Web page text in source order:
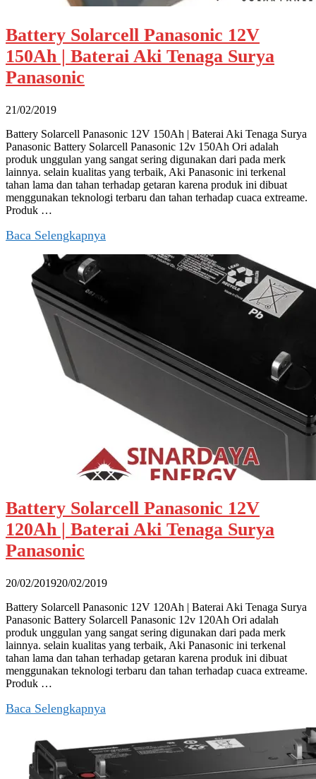
Battery Solarcell Panasonic 12V
150Ah | Baterai Aki Tenaga Surya
Panasonic
21/02/2019
Battery Solarcell Panasonic 12V 150Ah | Baterai Aki Tenaga Surya
Panasonic Battery Solarcell Panasonic 12v 150Ah Ori adalah
produk unggulan yang sangat sering digunakan dari pada merk
lainnya. selain kualitas yang terbaik, Aki Panasonic ini terkenal
tahan lama dan tahan terhadap getaran karena produk ini dibuat
menggunakan teknologi terbaru dan tahan terhadap cuaca extreame.
Produk …
Baca Selengkapnya
Battery Solarcell Panasonic 12V
120Ah | Baterai Aki Tenaga Surya
Panasonic
20/02/201920/02/2019
Battery Solarcell Panasonic 12V 120Ah | Baterai Aki Tenaga Surya
Panasonic Battery Solarcell Panasonic 12v 120Ah Ori adalah
produk unggulan yang sangat sering digunakan dari pada merk
lainnya. selain kualitas yang terbaik, Aki Panasonic ini terkenal
tahan lama dan tahan terhadap getaran karena produk ini dibuat
menggunakan teknologi terbaru dan tahan terhadap cuaca extreame.
Produk …
Baca Selengkapnya